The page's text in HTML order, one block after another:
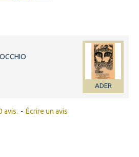
ADER
avis. - Écrire un avis